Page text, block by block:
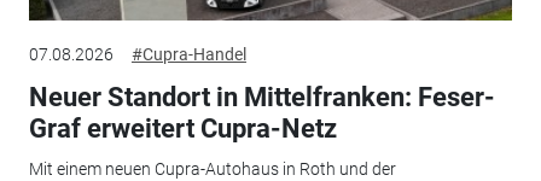
07.08.2026 #Cupra-Handel
Neuer Standort in Mittelfranken: Feser-
Graf erweitert Cupra-Netz
Mit einem neuen Cupra-Autohaus in Roth und der